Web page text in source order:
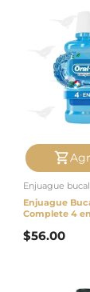
Enjuague bucal
Enjuague
Complete 4
$56.00